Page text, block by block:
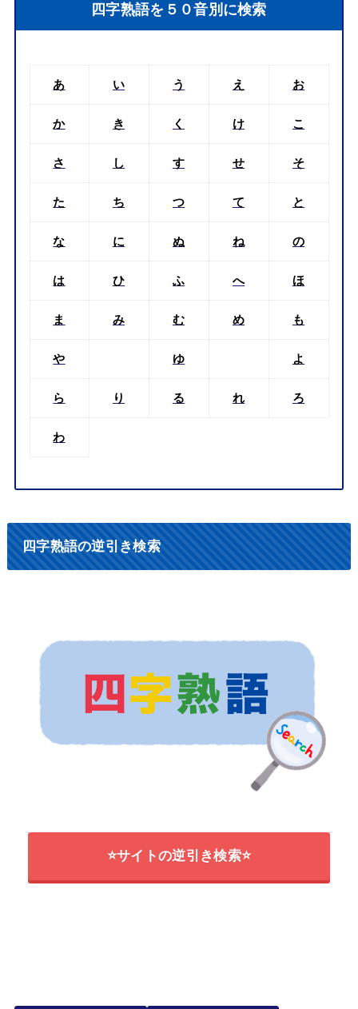
四字熟語を５０音別に検索
あ い う え お
か き く け こ
さ し す せ そ
た ち つ て と
な に ぬ ね の
は ひ ふ へ ほ
ま み む め も
や ゆ よ
ら り る れ ろ
わ
四字熟語の逆引き検索
⭐サイトの逆引き検索⭐